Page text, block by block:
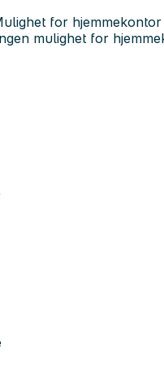
for hjemmekontor
mulighet for